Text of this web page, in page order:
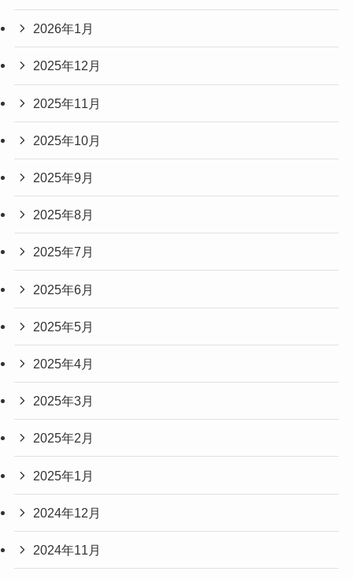
2026年1月
2025年12月
2025年11月
2025年10月
2025年9月
2025年8月
2025年7月
2025年6月
2025年5月
2025年4月
2025年3月
2025年2月
2025年1月
2024年12月
2024年11月